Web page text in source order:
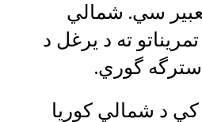
تعبیر سي. شمالي
ته د یرغل د
سترگه گوري.
کي د شمالي کوریا